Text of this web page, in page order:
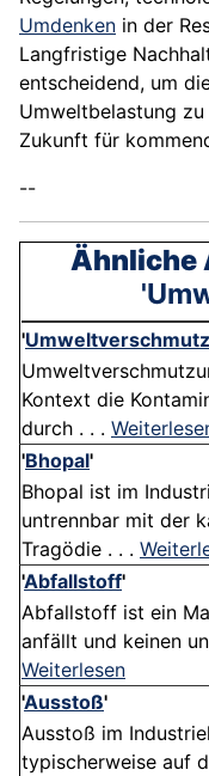
Umdenken in der
Langfristige
entscheidend, um
Umweltbelastung
Zukunft für
--
Ähnliche
'
Kontext die
durch . . .
'Bhopal'
Bhopal ist im
untrennbar mit der
Tragödie . . .
'Abfallstoff'
Abfallstoff ist ein
anfällt und keinen
Weiterlesen
'Ausstoß'
Ausstoß im
typischerweise auf